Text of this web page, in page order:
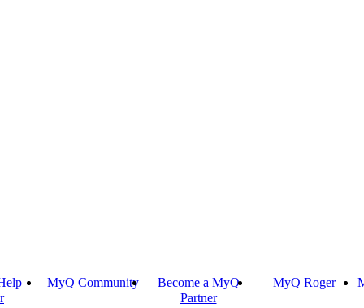
MyQ Community
Become a MyQ
Partner
MyQ Roger